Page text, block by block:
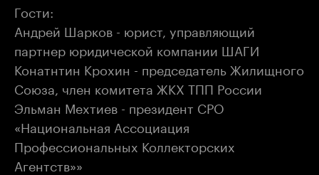
Гости:
Андрей Шарков - юрист, управляющий
партнер юридической компании ШАГИ
Конатнтин Крохин - председатель Жилищного
Союза, член комитета ЖКХ ТПП России
Эльман Мехтиев - президент СРО
«Национальная Ассоциация
Профессиональных Коллекторских
Агентств»»